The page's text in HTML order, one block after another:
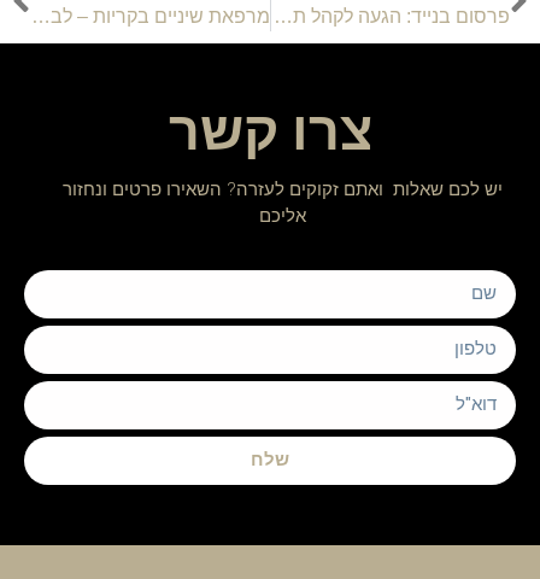
פרסום בנייד: הגעה לקהל תוך כדי תנועה
מרפאת שיניים בקריות – לבחור נכון
צרו קשר
יש לכם שאלות ואתם זקוקים לעזרה? השאירו פרטים ונחזור
אליכם
שלח